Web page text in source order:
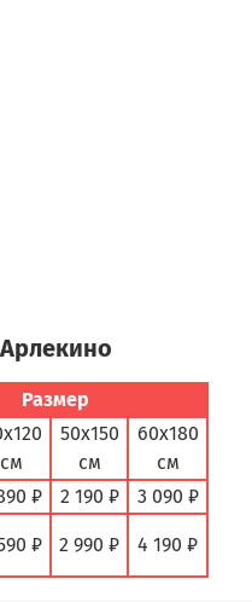
Размер
см
50х150
см
60х180
см
₽ 2 190 ₽
3 090 ₽
₽ 2 990 ₽ 4 190 ₽